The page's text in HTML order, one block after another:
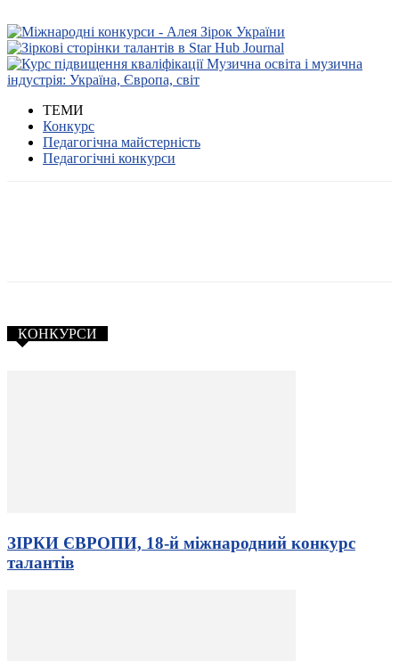
ТЕМИ
Конкурс
Педагогічна майстерність
Педагогічні конкурси
КОНКУРСИ
ЗІРКИ ЄВРОПИ, 18-й міжнародний конкурс
талантів